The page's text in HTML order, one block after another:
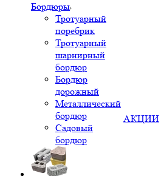
Бордюры
Тротуарный
поребрик
Тротуарный
шарнирный
бордюр
Бордюр
дорожный
Металлический
бордюр
Садовый
бордюр
АКЦИИ